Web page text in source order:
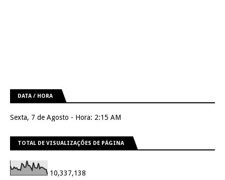
DATA / HORA
Sexta, 7 de Agosto - Hora: 2:15 AM
TOTAL DE VISUALIZAÇÕES DE PÁGINA
10,337,138